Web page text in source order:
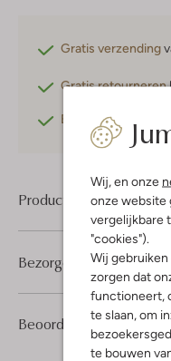
Wij, en onze
onze website
vergelijkbare
"cookies").
Wij
zorgen dat
functioneert,
te slaan, om
te bouwen
Gratis verzending
Gratis retourneren
Betaal achteraf
Product informatie
Beoordelingen (2)
Bezorgen & retourneren